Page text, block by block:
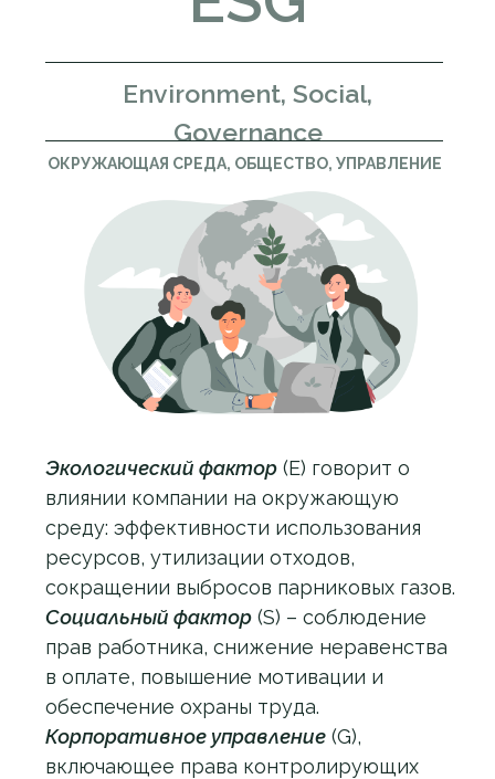
Environment, Social,
Governance
ОКРУЖАЮЩАЯ СРЕДА, ОБЩЕСТВО, УПРАВЛЕНИЕ
Экологический фактор (Е) говорит о
влиянии компании на окружающую
среду: эффективности использования
ресурсов, утилизации отходов,
сокращении выбросов парниковых газов.
Социальный фактор (S) – соблюдение
прав работника, снижение неравенства
в оплате, повышение мотивации и
обеспечение охраны труда.
Корпоративное управление (G),
включающее права контролирующих